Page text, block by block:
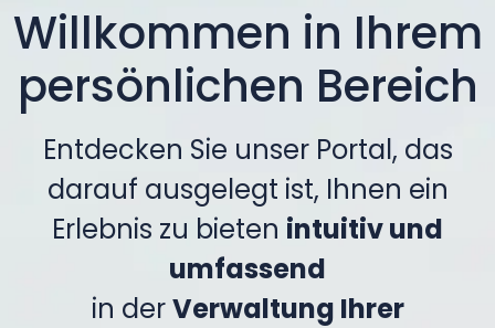
Willkommen in Ihrem
persönlichen Bereich
Entdecken Sie unser Portal, das
darauf ausgelegt ist, Ihnen ein
Erlebnis zu bieten intuitiv und
umfassend
in derVerwaltung Ihrer